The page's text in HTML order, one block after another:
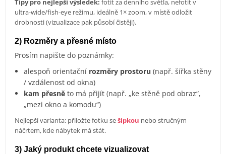
Tipy pro nejlepší výsledek: fotit za denního světla, nefotit v
ultra-wide/fish-eye režimu, ideálně 1× zoom, v místě odložit
drobnosti (vizualizace pak působí čistěji).
2) Rozměry a přesné místo
Prosím napište do poznámky:
alespoň orientační rozměry prostoru (např. šířka stěny
/ vzdálenost od okna)
kam přesně to má přijít (např. „ke stěně pod obraz“,
„mezi okno a komodu“)
Nejlepší varianta: přiložte fotku sešipkou nebo stručným
náčrtem, kde nábytek má stát.
3) Jaký produkt chcete vizualizovat